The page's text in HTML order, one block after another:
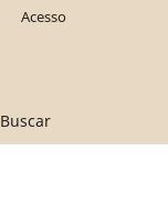
Buscar
Acesso